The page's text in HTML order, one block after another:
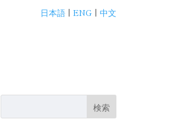
日本語| ENG| 中文
検索